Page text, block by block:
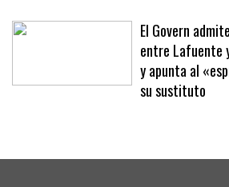
en línea continua en la carretera de Sineu
El Govern
entre Lafuente
y apunta al